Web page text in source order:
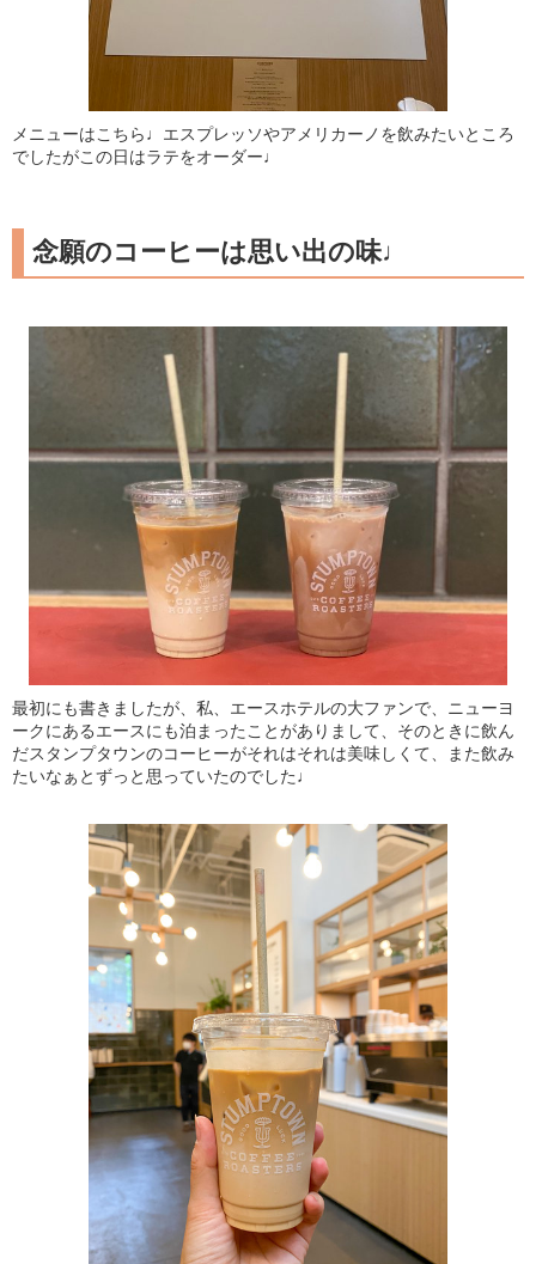
メニューはこちら♩エスプレッソやアメリカーノを飲みたいところ
でしたがこの日はラテをオーダー♩
念願のコーヒーは思い出の味♩
最初にも書きましたが、私、エースホテルの大ファンで、ニューヨ
ークにあるエースにも泊まったことがありまして、そのときに飲ん
だスタンプタウンのコーヒーがそれはそれは美味しくて、また飲み
たいなぁとずっと思っていたのでした♩